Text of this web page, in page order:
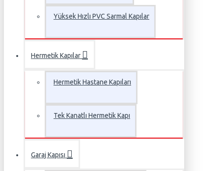
Yüksek Hızlı PVC Sarmal Kapılar
Hermetik Kapılar
Hermetik Hastane Kapıları
Tek Kanatlı Hermetik Kapı
Garaj Kapısı